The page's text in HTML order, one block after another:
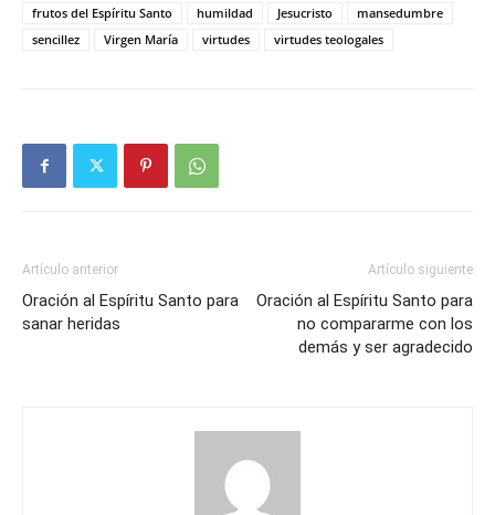
frutos del Espíritu Santo
humildad Jesucristo
mansedumbre
sencillez
Virgen María virtudes virtudes teologales
Artículo anterior
Oración al Espíritu Santo para
sanar heridas
Artículo siguiente
Oración al Espíritu Santo para
no compararme con los
demás y ser agradecido